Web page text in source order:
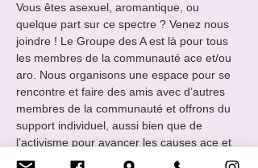
Vous êtes asexuel, aromantique, ou
quelque part sur ce spectre ? Venez nous
joindre ! Le Groupe des A est là pour tous
les membres de la communauté ace et/ou
aro. Nous organisons une espace pour se
rencontre et faire des amis avec d’autres
membres de la communauté et offrons du
support individuel, aussi bien que de
l’activisme pour avancer les causes ace et
aro dans tout le pays.